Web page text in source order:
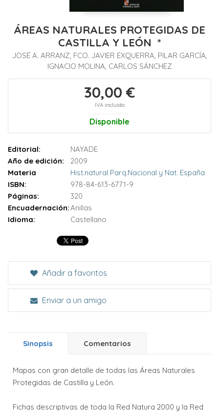
ÁREAS NATURALES PROTEGIDAS DE
CASTILLA Y LEÓN *
JOSÉ A. ARRANZ, FCO. JAVIER EXQUERRA, PILAR GARCÍA,
IGNACIO MOLINA, CARLOS SÁNCHEZ
30,00 €
IVA incluido
Disponible
Editorial:
NAYADE
Año de edición:
2009
Materia
Hist.natural Parq.Nacional y Nat. España
ISBN:
978-84-613-6771-9
Páginas:
320
Encuadernación:Anillas
Idioma:
Castellano
Añadir a favoritos
Enviar a un amigo
Sinopsis Comentarios
Mapas con gran detalle de todas las Áreas Naturales
Protegidas de Castilla y León.
Fichas descriptivas de toda la Red Natura 2000 y la Red